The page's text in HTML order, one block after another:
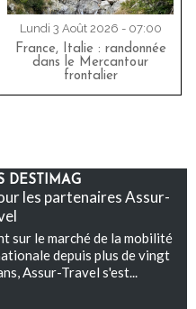
Lundi 3 Août 2026 - 07:00
France, Italie : randonnée
dans le Mercantour
frontalier
DESTIMAG
les partenaires Assur-
sur le marché de la mobilité
depuis plus de vingt
Assur-Travel s'est...